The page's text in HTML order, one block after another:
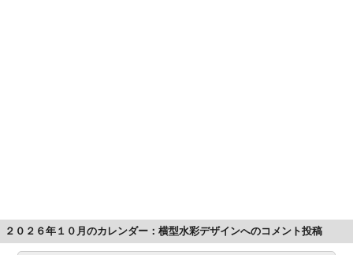
２０２６年１０月のカレンダー：横型水彩デザインへのコメント投稿